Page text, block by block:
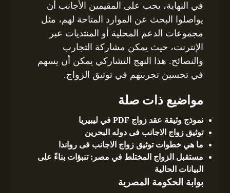
في النهاية، يجب على المقيمين الأجانب أن
يواصلوا البحث عن الموارد المتاحة لهم، مثل
مجموعات الدعم المحلية أو المنتديات عبر
الإنترنت، حيث يمكن مشاركة التجارب
والنصائح. هذا النهج التشاركي يمكن أن يسهم
في تحسين تجربتهم في توثيق الزواج.
مواضيع ذات صلة
نموذج وثيقة عقد زواج PDF في ليبيريا
توثيق زواج الاجانب فى دوله البحرين
ما هي خطوات توثيق زواج الاجانب فى رواندا
مستقبل الزواج المختلط في مصر: تنبؤات بناءً على
البيانات الحالية
بوابة الحكومة المصرية